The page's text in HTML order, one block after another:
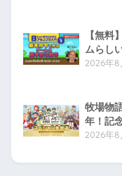
【無料
ムらし
2026年8
牧場物
年！記
2026年8